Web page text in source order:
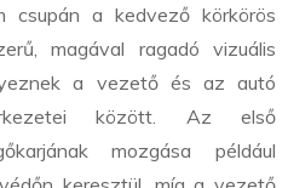
csupán a kedvező körkörös
magával ragadó vizuális
a vezető és az autó
között. Az első
mozgása például